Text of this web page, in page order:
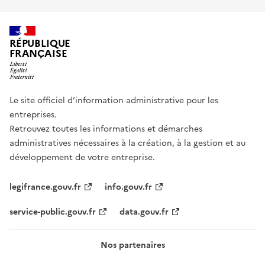
RÉPUBLIQUE
FRANÇAISE
Le site officiel d’information administrative pour les
entreprises.
Retrouvez toutes les informations et démarches
administratives nécessaires à la création, à la gestion et au
développement de votre entreprise.
legifrance.gouv.fr
info.gouv.fr
service-public.gouv.fr
data.gouv.fr
Nos partenaires